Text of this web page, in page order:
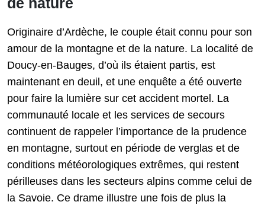
Originaire d’Ardèche, le couple était connu pour son
amour de la montagne et de la nature. La localité de
Doucy-en-Bauges, d’où ils étaient partis, est
maintenant en deuil, et une enquête a été ouverte
pour faire la lumière sur cet accident mortel. La
communauté locale et les services de secours
continuent de rappeler l’importance de la prudence
en montagne, surtout en période de verglas et de
conditions météorologiques extrêmes, qui restent
périlleuses dans les secteurs alpins comme celui de
la Savoie. Ce drame illustre une fois de plus la